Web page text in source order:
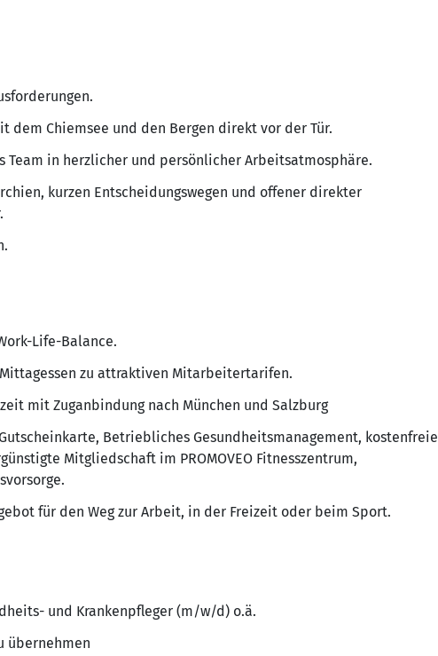
dem Chiemsee und den Bergen direkt vor der Tür.
in herzlicher und persönlicher Arbeitsatmosphäre.
kurzen Entscheidungswegen und offener direkter
Life-Balance.
zu attraktiven Mitarbeitertarifen.
mit Zuganbindung nach München und Salzburg
Betriebliches Gesundheitsmanagement, kostenfreie
Mitgliedschaft im PROMOVEO Fitnesszentrum,
für den Weg zur Arbeit, in der Freizeit oder beim Sport.
und Krankenpfleger (m/w/d) o.ä.
übernehmen